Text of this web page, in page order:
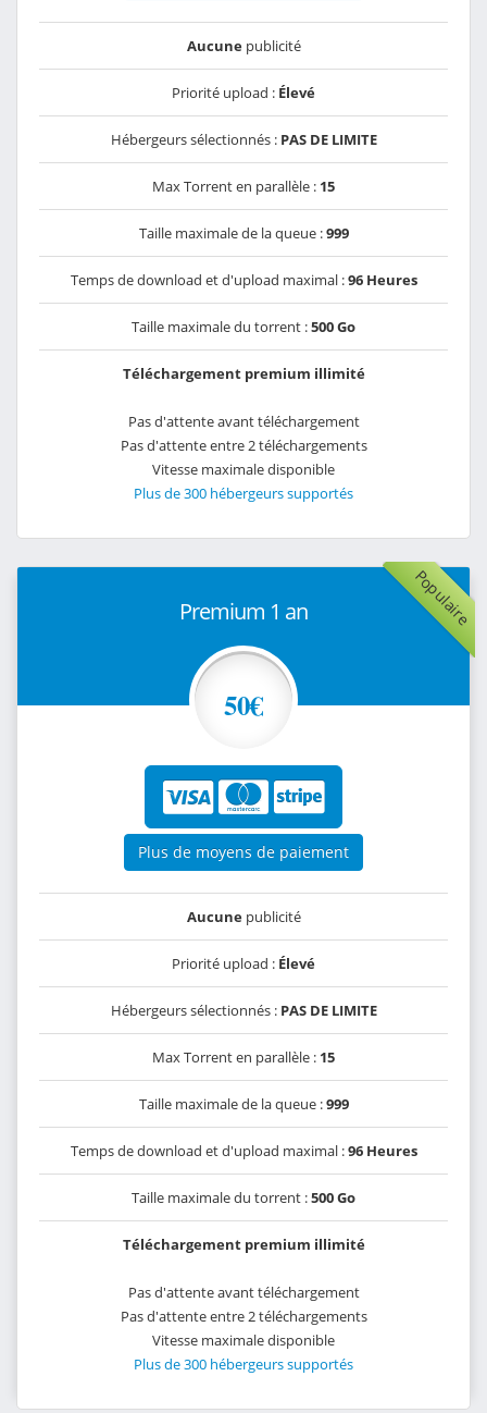
Aucunepublicité
Priorité upload : Élevé
Hébergeurs sélectionnés : PAS DE LIMITE
Max Torrent en parallèle : 15
Taille maximale de la queue :999
Temps de download et d'upload maximal :96 Heures
Taille maximale du torrent :500 Go
Téléchargement premium illimité
Pas d'attente avant téléchargement
Pas d'attente entre 2 téléchargements
Vitesse maximale disponible
Plus de 300 hébergeurs supportés
Populaire
Premium 1 an
50€
Plus de moyens de paiement
Aucunepublicité
Priorité upload : Élevé
Hébergeurs sélectionnés : PAS DE LIMITE
Max Torrent en parallèle : 15
Taille maximale de la queue :999
Temps de download et d'upload maximal :96 Heures
Taille maximale du torrent :500 Go
Téléchargement premium illimité
Pas d'attente avant téléchargement
Pas d'attente entre 2 téléchargements
Vitesse maximale disponible
Plus de 300 hébergeurs supportés